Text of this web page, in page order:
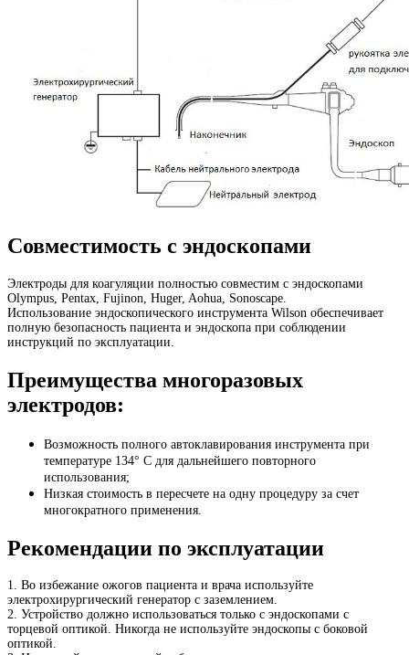
Совместимость с эндоскопами
Электроды для коагуляции полностью совместим с эндоскопами
Olympus, Pentax, Fujinon, Huger, Aohua, Sonoscape.
Использование эндоскопического инструмента Wilson обеспечивает
полную безопасность пациента и эндоскопа при соблюдении
инструкций по эксплуатации.
Преимущества многоразовых
электродов:
Возможность полного автоклавирования инструмента при
температуре 134° С для дальнейшего повторного
использования;
Низкая стоимость в пересчете на одну процедуру за счет
многократного применения.
Рекомендации по эксплуатации
1. Во избежание ожогов пациента и врача используйте
электрохирургический генератор с заземлением.
2. Устройство должно использоваться только с эндоскопами с
торцевой оптикой. Никогда не используйте эндоскопы с боковой
оптикой.